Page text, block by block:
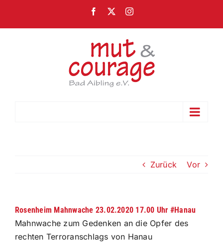
Facebook Instagram
Zurück Vor
Rosenheim Mahnwache 23.02.2020 17.00 Uhr #Hanau
Mahnwache zum Gedenken an die Opfer des
rechten Terroranschlags von Hanau